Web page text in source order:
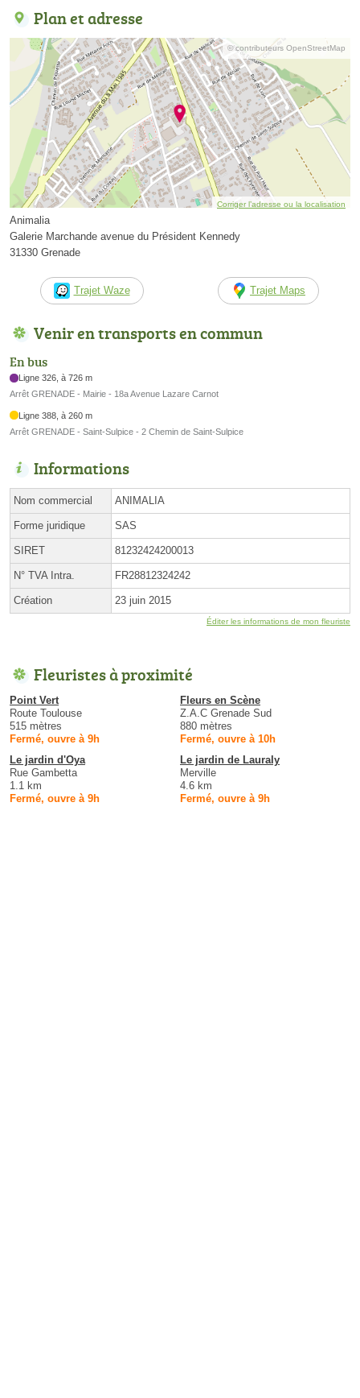
Plan et adresse
© contributeurs OpenStreetMap
Corriger l’adresse ou la localisation
Animalia
Galerie Marchande avenue du Président Kennedy
31330 Grenade
Trajet Waze Trajet Maps
Venir en transports en commun
En bus
Ligne 326, à 726 m
Arrêt GRENADE - Mairie - 18a Avenue Lazare Carnot
Ligne 388, à 260 m
Arrêt GRENADE - Saint-Sulpice - 2 Chemin de Saint-Sulpice
Informations
Nom commercial ANIMALIA
Forme juridique SAS
SIRET 81232424200013
N° TVA Intra. FR28812324242
Création 23 juin 2015
Éditer les informations de mon fleuriste
Fleuristes à proximité
Point Vert
Route Toulouse
515 mètres
Fermé, ouvre à 9h
Fleurs en Scène
Z.A.C Grenade Sud
880 mètres
Fermé, ouvre à 10h
Le jardin d'Oya
Rue Gambetta
1.1 km
Fermé, ouvre à 9h
Le jardin de Lauraly
Merville
4.6 km
Fermé, ouvre à 9h